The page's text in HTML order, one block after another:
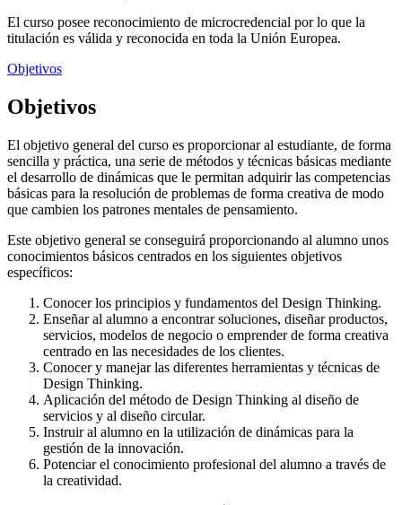
El curso posee reconocimiento de microcredencial por lo que la
titulación es válida y reconocida en toda la Unión Europea.
Objetivos
Objetivos
El objetivo general del curso es proporcionar al estudiante, de forma
sencilla y práctica, una serie de métodos y técnicas básicas mediante
el desarrollo de dinámicas que le permitan adquirir las competencias
básicas para la resolución de problemas de forma creativa de modo
que cambien los patrones mentales de pensamiento.
Este objetivo general se conseguirá proporcionando al alumno unos
conocimientos básicos centrados en los siguientes objetivos
específicos:
Conocer los principios y fundamentos del Design Thinking.
Enseñar al alumno a encontrar soluciones, diseñar productos,
servicios, modelos de negocio o emprender de forma creativa
centrado en las necesidades de los clientes.
Conocer y manejar las diferentes herramientas y técnicas de
Design Thinking.
Aplicación del método de Design Thinking al diseño de
servicios y al diseño circular.
Instruir al alumno en la utilización de dinámicas para la
gestión de la innovación.
Potenciar el conocimiento profesional del alumno a través de
la creatividad.